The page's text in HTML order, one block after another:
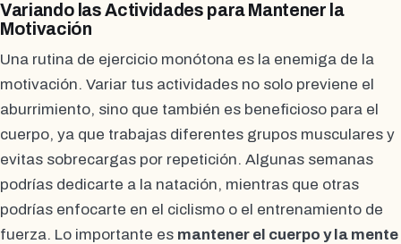
Variando las Actividades para Mantener la
Motivación
Una rutina de ejercicio monótona es la enemiga de la
motivación. Variar tus actividades no solo previene el
aburrimiento, sino que también es beneficioso para el
cuerpo, ya que trabajas diferentes grupos musculares y
evitas sobrecargas por repetición. Algunas semanas
podrías dedicarte a la natación, mientras que otras
podrías enfocarte en el ciclismo o el entrenamiento de
fuerza. Lo importante es mantener el cuerpo y la mente